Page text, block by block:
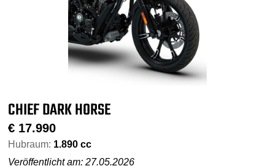
CHIEF DARK HORSE
€ 17.990
Hubraum: 1.890 cc
Veröffentlicht am: 27.05.2026